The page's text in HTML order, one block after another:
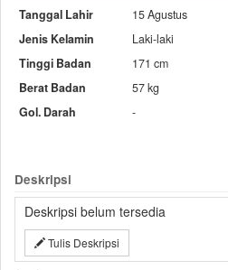
Tanggal Lahir
15 Agustus
Jenis Kelamin
Laki-laki
Tinggi Badan
171 cm
Berat Badan
57 kg
Gol. Darah
-
Deskripsi
Deskripsi belum tersedia
Tulis Deskripsi